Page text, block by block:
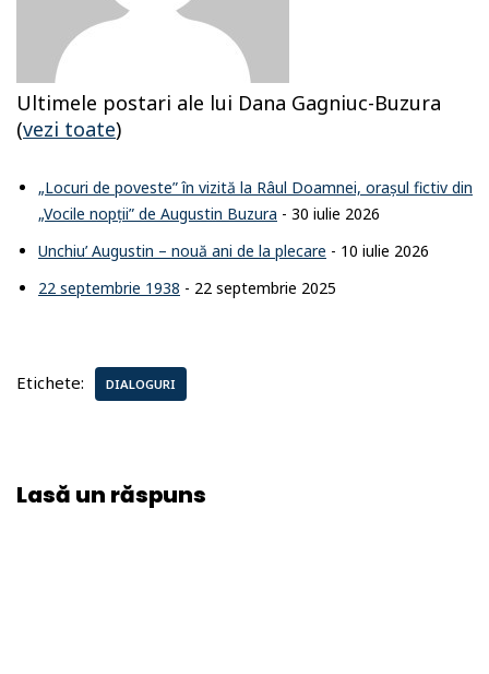
Ultimele postari ale lui Dana Gagniuc-Buzura
(vezi toate)
„Locuri de poveste” în vizită la Râul Doamnei, orașul fictiv din
„Vocile nopții” de Augustin Buzura - 30 iulie 2026
Unchiu’ Augustin – nouă ani de la plecare - 10 iulie 2026
22 septembrie 1938 - 22 septembrie 2025
Etichete: DIALOGURI
Lasă un răspuns